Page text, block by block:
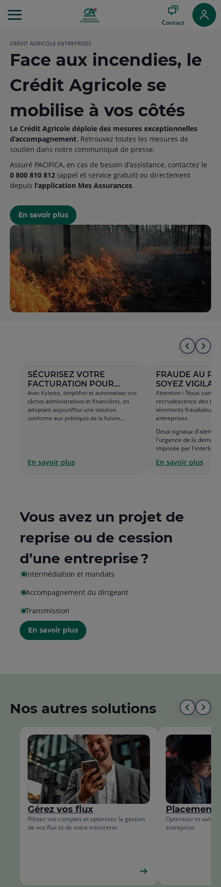
au
Contenu
Aller
au
Pied
de
Contact
CRÉDIT AGRICOLE ENTREPRISES
Face aux incendies, le
Crédit Agricole se
mobilise à vos côtés
Le Crédit Agricole déploie des mesures exceptionnelles
d’accompagnement. Retrouvez toutes les mesures de
soutien dans notre communiqué de presse.
Assuré PACIFICA, en cas de besoin d'assistance, contactez le
0 800 810 812 (appel et service gratuit) ou directement
depuis l'application Mes Assurances.
En savoir plus
Aller
au
début
de
la
liste
à
la
fin
de
la
SÉCURISEZ VOTRE
FACTURATION POUR
MIEUX PILOTER VOTRE
ENTR
Avec Kolecto, simplifiez et automatisez vos
tâches administratives et financières, en
adoptant aujourd'hui une solution
conforme aux prérequis de la future
En savoir plus
FRAUDE AU
SOYEZ
Attention : Nous
recrudescence des
virements frauduleux
entreprises.
Deux signaux d'alerte
l'urgence de la
imposée par
En savoir plus
Vous avez un projet de
reprise ou de cession
d’une entreprise ?
Intermédiation et mandats
Accompagnement du dirigeant
Transmission
En savoir plus
Nos autres solutions
Aller
au
début
de
la
liste
à
la
fin
de
la
Gérez vos flux
Pilotez vos comptes et optimisez la gestion
de vos flux et de votre trésorerie.
Placements
Optimisez et
entreprise.